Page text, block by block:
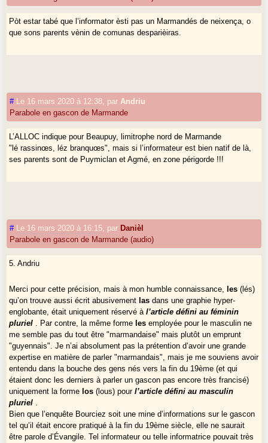
Pòt estar tabé que l’informator èsti pas un Marmandés de neixença, o
que sons parents vènin de comunas desparièiras.
# Le 16 mars 2020 à 12:38, parAndriu
Parabole en gascon de Marmande
L’ALLOC indique pour Beaupuy, limitrophe nord de Marmande
"lé rassinœs, léz branquœs", mais si l’informateur est bien natif de là,
ses parents sont de Puymiclan et Agmé, en zone périgorde !!!
# Le 16 mars 2020 à 16:15, par Danièl
Parabole en gascon de Marmande (audio)
5. Andriu
Merci pour cette précision, mais à mon humble connaissance, les (lés)
qu’on trouve aussi écrit abusivement las dans une graphie hyper-
englobante, était uniquement réservé àl’article défini au féminin
pluriel . Par contre, la même forme les employée pour le masculin ne
me semble pas du tout être "marmandaise" mais plutôt un emprunt
"guyennais". Je n’ai absolument pas la prétention d’avoir une grande
expertise en matière de parler "marmandais", mais je me souviens avoir
entendu dans la bouche des gens nés vers la fin du 19ème (et qui
étaient donc les derniers à parler un gascon pas encore très francisé)
uniquement la forme los(lous) pourl’article défini au masculin
pluriel .
Bien que l’enquête Bourciez soit une mine d’informations sur le gascon
tel qu’il était encore pratiqué à la fin du 19ème siècle, elle ne saurait
être parole d’Évangile. Tel informateur ou telle informatrice pouvait très